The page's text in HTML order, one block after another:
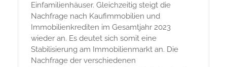
Einfamilienhäuser. Gleichzeitig steigt die
Nachfrage nach Kaufimmobilien und
Immobilienkrediten im Gesamtjahr 2023
wieder an. Es deutet sich somit eine
Stabilisierung am Immobilienmarkt an. Die
Nachfrage der verschiedenen